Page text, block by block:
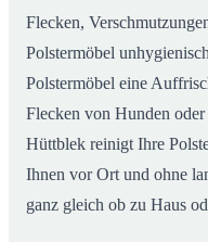
Flecken,
Polstermöbel
Polstermöbel eine
Flecken von Hunden
Hüttblek reinigt Ihre
Ihnen vor Ort und ohne
ganz gleich ob zu Haus